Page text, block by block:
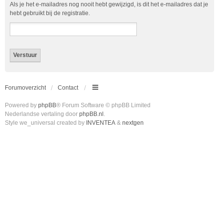
Als je het e-mailadres nog nooit hebt gewijzigd, is dit het e-mailadres dat je
hebt gebruikt bij de registratie.
Forumoverzicht Contact
Powered by phpBB® Forum Software © phpBB Limited
Nederlandse vertaling door phpBB.nl .
Style we_universal created by INVENTEA & nextgen